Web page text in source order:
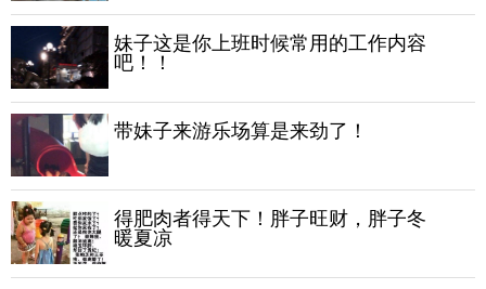
妹子这是你上班时候常用的工作内容
吧！！
带妹子来游乐场算是来劲了！
得肥肉者得天下！胖子旺财，胖子冬
暖夏凉